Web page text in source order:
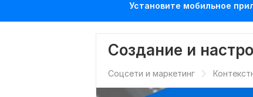
Установите мобильное
Создание и
Соцсети и маркетинг